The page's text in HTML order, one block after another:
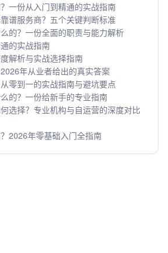
一份从入门到精通的实战指南
谱服务商？五个关键判断标准
的？一份全面的职责与能力解析
的实战指南
解析与实战选择指南
年从业者给出的真实答案
零到一的实战指南与避坑要点
的？一份给新手的专业指南
选择？专业机构与自运营的深度对比
2026年零基础入门全指南